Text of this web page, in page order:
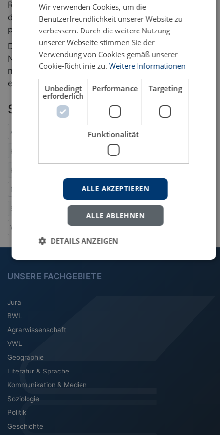
Ressourcenintegrator sollte das Unternehmen in
der Lage sein, den Kunden in allen Aktivitäten mit
passenden Service-Leistungen zu versorgen.
Der Fokus – weg von der Produkt- hin zur
Nutzungsvermarktung – ermöglicht Unternehmen,
neue Ansatzpunkte zu schaffen, die weit über dem
eigenen Wertschöpfungsprozess liegen.
Schlagworte
Anbieterintegration Co-Creation of Value
Konsumenten-Integration Konsumentenverhalten
Konsumprozesse
Nutzungsprozesse Praktik Service dominant Logic
Service Experience Wertentwicklung
Wertkette Wertschöpfung
UNSERE FACHGEBIETE
Jura
BWL
Agrarwissenschaft
VWL
Geographie
Literatur & Sprache
Kommunikation & Medien
Soziologie
Politik
Geschichte
Wir verwenden Cookies, um die
Benutzerfreundlichkeit unserer Website zu
verbessern. Durch die weitere Nutzung
unserer Webseite stimmen Sie der
Verwendung von Cookies gemäß unserer
Cookie-Richtlinie zu. Weitere Informationen
Unbedingt
erforderlich
Performance Targeting
Funktionalität
ALLE AKZEPTIEREN
ALLE ABLEHNEN
DETAILS ANZEIGEN